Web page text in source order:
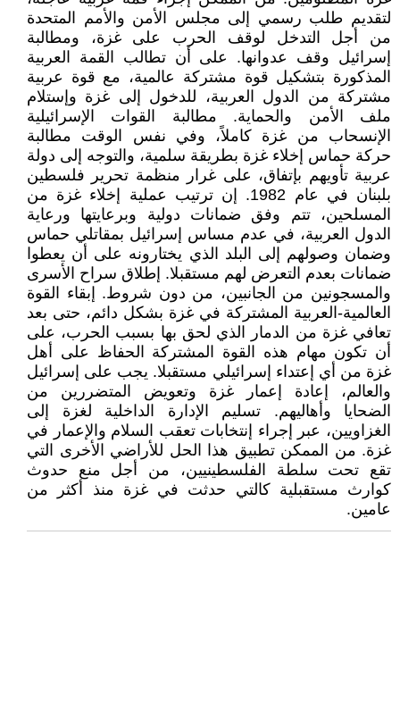
لتقديم طلب رسمي إلى مجلس الأمن والأمم المتحدة
من أجل التدخل لوقف الحرب على غزة، ومطالبة
إسرائيل وقف عدوانها. على أن تطالب القمة العربية
المذكورة بتشكيل قوة مشتركة عالمية، مع قوة عربية
مشتركة من الدول العربية، للدخول إلى غزة وإستلام
ملف الأمن والحماية. مطالبة القوات الإسرائيلية
الإنسحاب من غزة كاملاً، وفي نفس الوقت مطالبة
حركة حماس إخلاء غزة بطريقة سلمية، والتوجه إلى دولة
عربية تأويهم بإتفاق، على غرار منظمة تحرير فلسطين
بلبنان في عام 1982. إن ترتيب عملية إخلاء غزة من
المسلحين، تتم وفق ضمانات دولية وبرعايتها ورعاية
الدول العربية، في عدم مساس إسرائيل بمقاتلي حماس
وضمان وصولهم إلى البلد الذي يختارونه على أن يعطوا
ضمانات بعدم التعرض لهم مستقبلا. إطلاق سراح الأسرى
والمسجونين من الجانبين، من دون شروط. إبقاء القوة
العالمية-العربية المشتركة في غزة بشكل دائم، حتى بعد
تعافي غزة من الدمار الذي لحق بها بسبب الحرب، على
أن تكون مهام هذه القوة المشتركة الحفاظ على أهل
غزة من أي إعتداء إسرائيلي مستقبلا. يجب على إسرائيل
والعالم، إعادة إعمار غزة وتعويض المتضررين من
الضحايا وأهاليهم. تسليم الإدارة الداخلية لغزة إلى
الغزاويين، عبر إجراء إنتخابات تعقب السلام والإعمار في
غزة. من الممكن تطبيق هذا الحل للأراضي الأخرى التي
تقع تحت سلطة الفلسطينيين، من أجل منع حدوث
كوارث مستقبلية كالتي حدثت في غزة منذ أكثر من
عامين.